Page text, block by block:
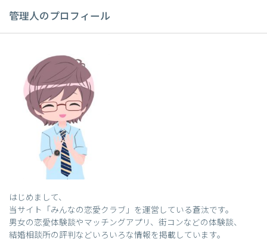
管理人のプロフィール
はじめまして、
当サイト「みんなの恋愛クラブ」を運営している蒼汰です。
男女の恋愛体験談やマッチングアプリ、街コンなどの体験談、
結婚相談所の評判などいろいろな情報を掲載しています。